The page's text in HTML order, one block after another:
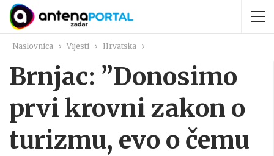
Naslovnica Vijesti Hrvatska
Brnjac: ”Donosimo
prvi krovni zakon o
turizmu, evo o čemu